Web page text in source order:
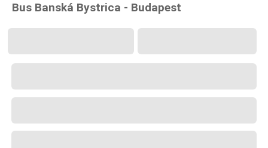
Bus Banská Bystrica - Budapest